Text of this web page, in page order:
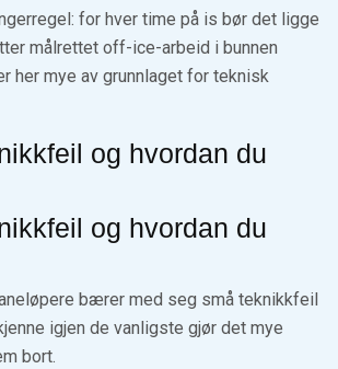
for hver time på is bør det ligge
målrettet off-ice-arbeid i bunnen
her mye av grunnlaget for teknisk
og hvordan du
og hvordan du
bærer med seg små teknikkfeil
igjen de vanligste gjør det mye
bort.